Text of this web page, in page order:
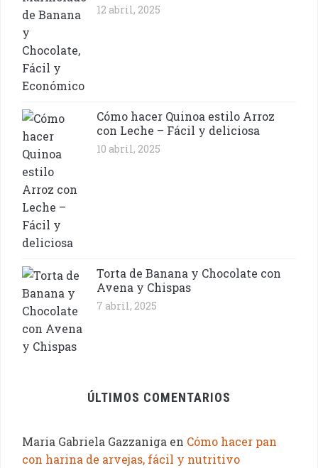
12 abril, 2025
Cómo hacer Quinoa estilo Arroz
con Leche – Fácil y deliciosa
10 abril, 2025
Torta de Banana y Chocolate con
Avena y Chispas
7 abril, 2025
ÚLTIMOS COMENTARIOS
Maria Gabriela Gazzaniga en Cómo hacer pan
con harina de arvejas, fácil y nutritivo